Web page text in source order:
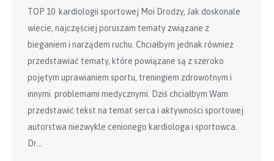
TOP 10 kardiologii sportowej Moi Drodzy, Jak doskonale
wiecie, najczęściej poruszam tematy związane z
bieganiem i narządem ruchu. Chciałbym jednak również
przedstawiać tematy, które powiązane są z szeroko
pojętym uprawianiem sportu, treningiem zdrowotnym i
innymi problemami medycznymi. Dziś chciałbym Wam
przedstawić tekst na temat serca i aktywności sportowej
autorstwa niezwykle cenionego kardiologa i sportowca.
Dr…